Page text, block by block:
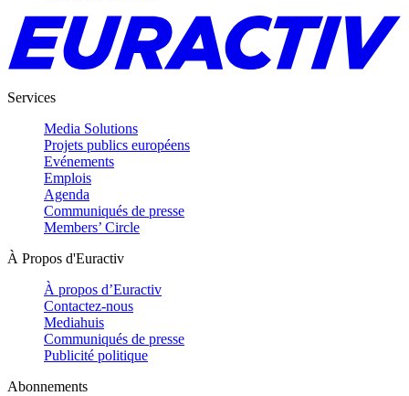
Services
Media Solutions
Projets publics européens
Evénements
Emplois
Agenda
Communiqués de presse
Members’ Circle
À Propos d'Euractiv
À propos d’Euractiv
Contactez-nous
Mediahuis
Communiqués de presse
Publicité politique
Abonnements